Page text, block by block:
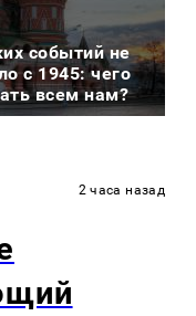
событий не
с 1945: чего
всем нам?
2 часа назад